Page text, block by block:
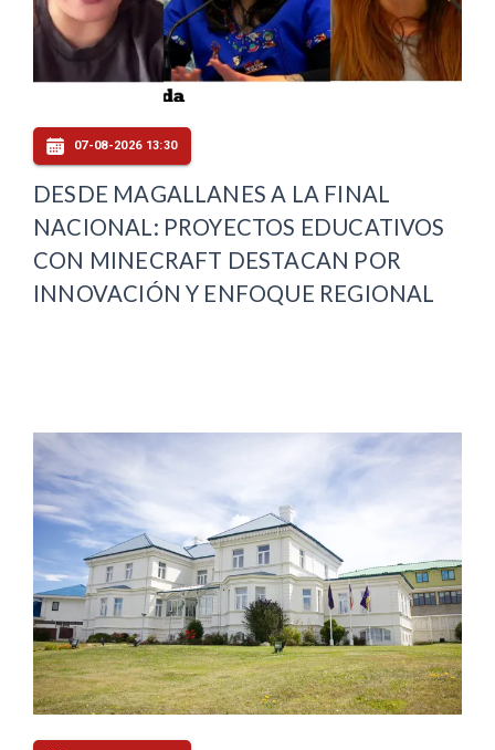
07-08-2026 13:30
DESDE MAGALLANES A LA FINAL
NACIONAL: PROYECTOS EDUCATIVOS
CON MINECRAFT DESTACAN POR
INNOVACIÓN Y ENFOQUE REGIONAL